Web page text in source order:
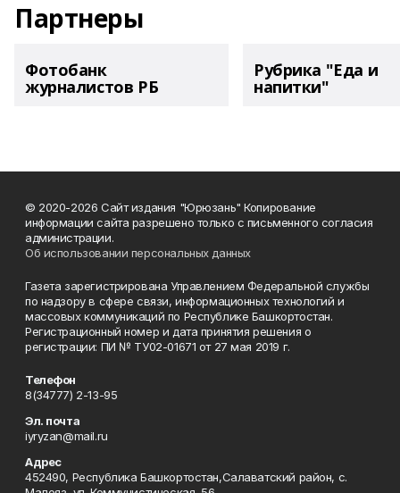
Партнеры
Фотобанк
журналистов РБ
Рубрика "Еда и
напитки"
© 2020-2026 Сайт издания "Юрюзань" Копирование
информации сайта разрешено только с письменного согласия
администрации.
Об использовании персональных данных
Газета зарегистрирована Управлением Федеральной службы
по надзору в сфере связи, информационных технологий и
массовых коммуникаций по Республике Башкортостан.
Регистрационный номер и дата принятия решения о
регистрации: ПИ № ТУ02-01671 от 27 мая 2019 г.
Телефон
8(34777) 2-13-95
Эл. почта
iyryzan@mail.ru
Адрес
452490, Республика Башкортостан,Салаватский район, с.